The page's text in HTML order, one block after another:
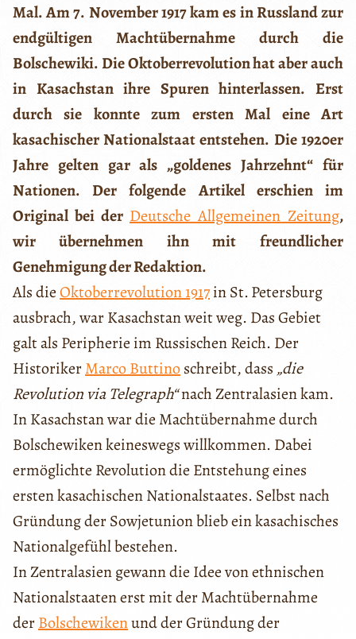
Mal. Am 7. November 1917 kam es in Russland zur
endgültigen Machtübernahme durch die
Bolschewiki. Die Oktoberrevolution hat aber auch
in Kasachstan ihre Spuren hinterlassen. Erst
durch sie konnte zum ersten Mal eine Art
kasachischer Nationalstaat entstehen. Die 1920er
Jahre gelten gar als „goldenes Jahrzehnt“ für
Nationen. Der folgende Artikel erschien im
Original bei der Deutsche Allgemeinen Zeitung,
wir übernehmen ihn mit freundlicher
Genehmigung der Redaktion.
Als dieOktoberrevolution 1917in St. Petersburg
ausbrach, war Kasachstan weit weg. Das Gebiet
galt als Peripherie im Russischen Reich. Der
HistorikerMarco Buttinoschreibt, dass „die
Revolution via Telegraph“nach Zentralasien kam.
In Kasachstan war die Machtübernahme durch
Bolschewiken keineswegs willkommen. Dabei
ermöglichte Revolution die Entstehung eines
ersten kasachischen Nationalstaates. Selbst nach
Gründung der Sowjetunion blieb ein kasachisches
Nationalgefühl bestehen.
In Zentralasien gewann die Idee von ethnischen
Nationalstaaten erst mit der Machtübernahme
derBolschewikenund der Gründung der